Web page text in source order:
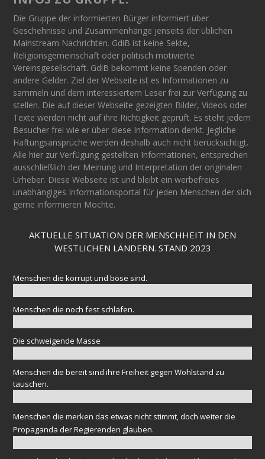
Die Gruppe der informierten Bürger informiert über
Geschehnisse und Zusammenhänge jenseits der üblichen
Mainstream Nachrichten. GdiB ist keine Sekte,
Religionsgemeinschaft oder politisch motivierte
Vereinsgesellschaft. GdiB bekommt keine Spenden oder
andere Gelder. Ziel der Webseite ist es Informationen zu
sammeln und dem interessiertem Leser frei zur Verfügung zu
stellen. Die auf dieser Webseite gezeigten Bilder, Videos oder
Texte werden nicht auf ihre Richtigkeit geprüft. Es steht jedem
Besucher frei wie er über diese Information denkt. Jegliche
Haftungsansprüche werden deshalb auch nicht berücksichtigt.
Alle hier zur Verfügung gestellten Informationen, entsprechen
ausschließlich der Meinung und Interpretation der originalen
Urheber. Diese Webseite ist und bleibt ein werbefreies
unabhängiges Informationsportal für jeden Menschen der sich
gerne informieren Möchte.
AKTUELLE SITUATION DER MENSCHHEIT IN DEN
WESTLICHEN LÄNDERN. STAND 2023
Menschen die korrupt und böse sind.
Menschen die noch fest schlafen.
Die schweigende Masse
Menschen die bereit sind ihre Freiheit gegen Wohlstand zu
tauschen.
Menschen die merken das etwas nicht stimmt, doch weiter die
Propaganda der Regierenden glauben.